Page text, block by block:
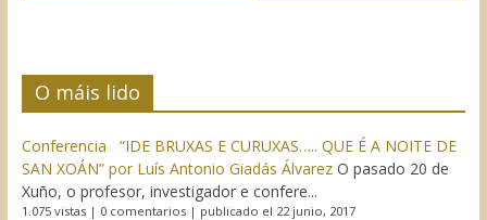
O máis lido
Conferencia “IDE BRUXAS E CURUXAS….. QUE É A NOITE DE
SAN XOÁN” por Luís Antonio Giadás Álvarez O pasado 20 de
Xuño, o profesor, investigador e confere...
1.075 vistas| 0 comentarios| publicado el 22 junio, 2017